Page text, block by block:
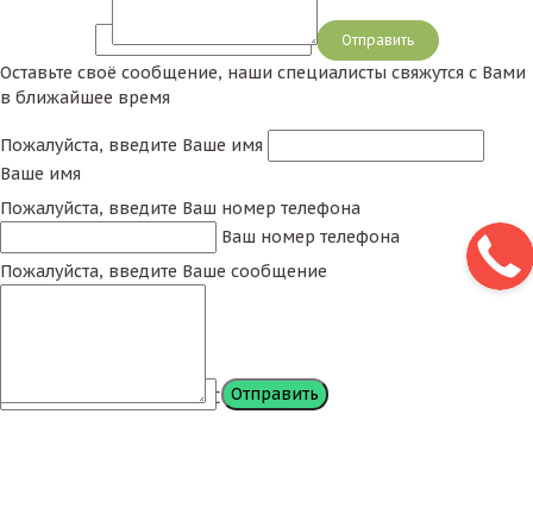
Сообщение
Оставьте своё сообщение, наши специалисты свяжутся с Вами
в ближайшее время
Пожалуйста, введите Ваше имя
Ваше имя
Пожалуйста, введите Ваш номер телефона
Ваш номер телефона
Пожалуйста, введите Ваше сообщение
Сообщение